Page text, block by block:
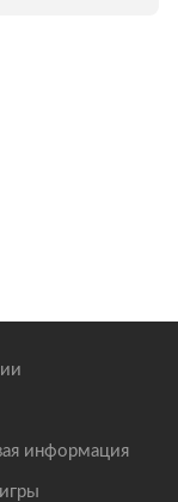
информация